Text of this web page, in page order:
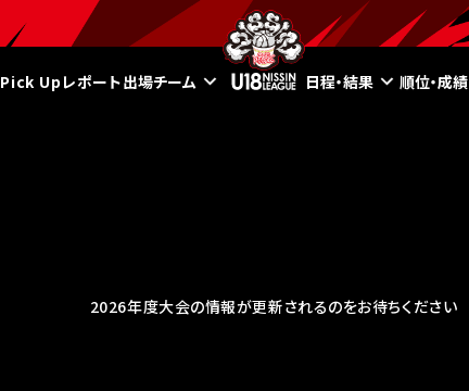
Pick Upレポート出場チーム 日程・結果 順位・成績
2026年度大会の情報が更新されるのをお待ちください